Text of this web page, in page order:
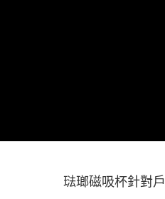
琺瑯磁吸杯針對